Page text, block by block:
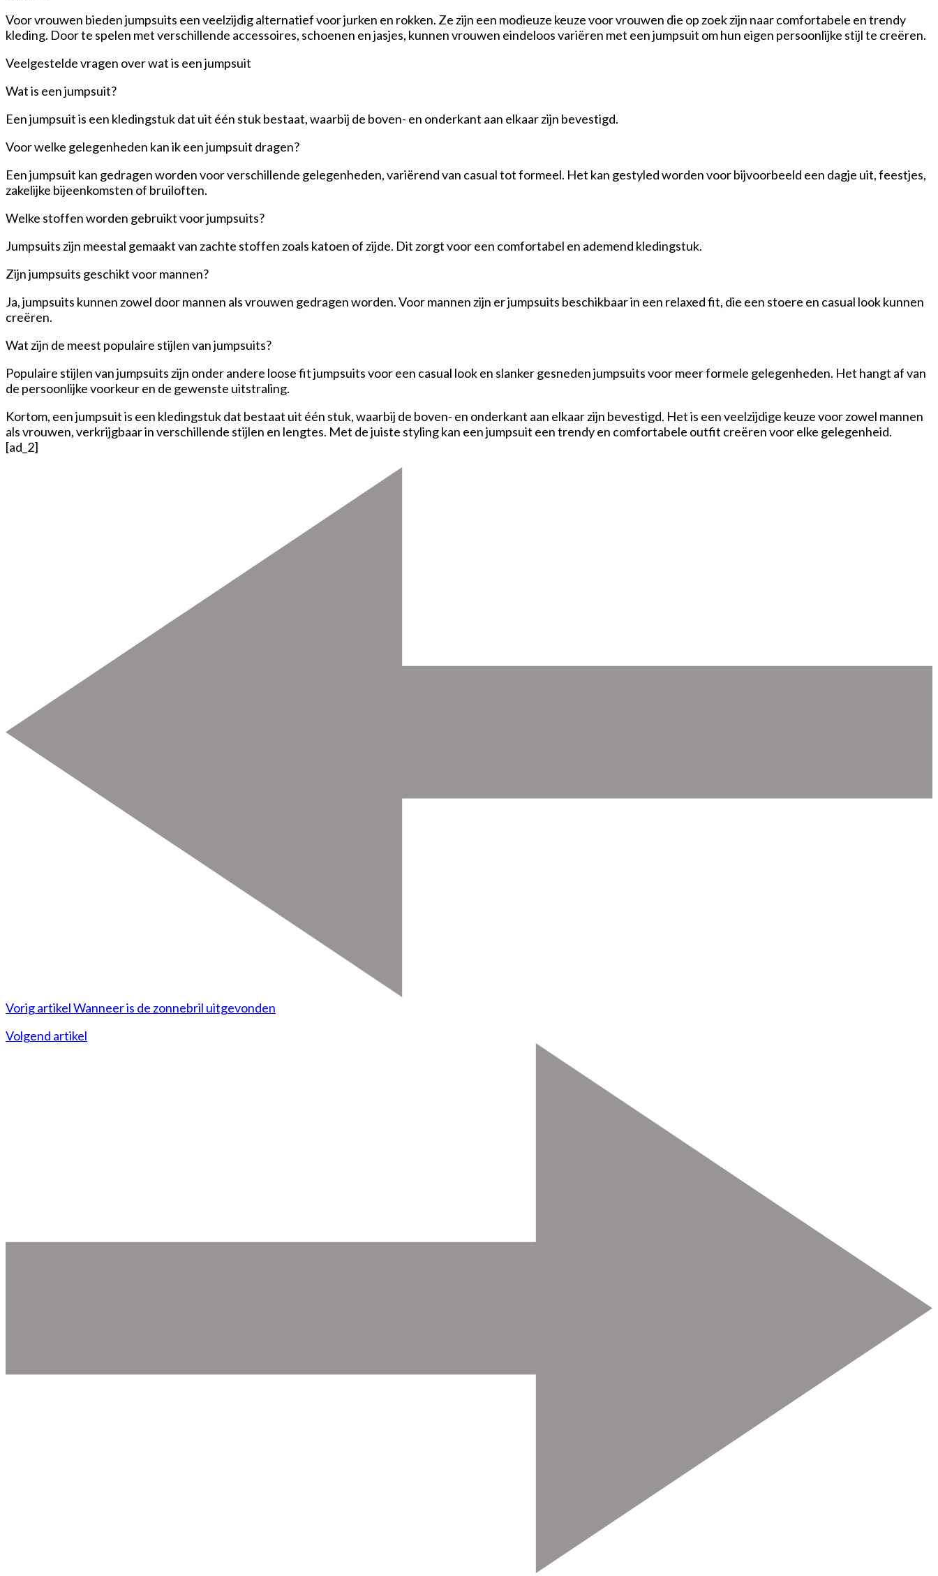
Voor vrouwen bieden jumpsuits een veelzijdig alternatief voor jurken en rokken. Ze zijn een modieuze keuze voor vrouwen die op zoek zijn naar comfortabele en trendy
kleding. Door te spelen met verschillende accessoires, schoenen en jasjes, kunnen vrouwen eindeloos variëren met een jumpsuit om hun eigen persoonlijke stijl te creëren.
Veelgestelde vragen over wat is een jumpsuit
Wat is een jumpsuit?
Een jumpsuit is een kledingstuk dat uit één stuk bestaat, waarbij de boven- en onderkant aan elkaar zijn bevestigd.
Voor welke gelegenheden kan ik een jumpsuit dragen?
Een jumpsuit kan gedragen worden voor verschillende gelegenheden, variërend van casual tot formeel. Het kan gestyled worden voor bijvoorbeeld een dagje uit, feestjes,
zakelijke bijeenkomsten of bruiloften.
Welke stoffen worden gebruikt voor jumpsuits?
Jumpsuits zijn meestal gemaakt van zachte stoffen zoals katoen of zijde. Dit zorgt voor een comfortabel en ademend kledingstuk.
Zijn jumpsuits geschikt voor mannen?
Ja, jumpsuits kunnen zowel door mannen als vrouwen gedragen worden. Voor mannen zijn er jumpsuits beschikbaar in een relaxed fit, die een stoere en casual look kunnen
creëren.
Wat zijn de meest populaire stijlen van jumpsuits?
Populaire stijlen van jumpsuits zijn onder andere loose fit jumpsuits voor een casual look en slanker gesneden jumpsuits voor meer formele gelegenheden. Het hangt af van
de persoonlijke voorkeur en de gewenste uitstraling.
Kortom, een jumpsuit is een kledingstuk dat bestaat uit één stuk, waarbij de boven- en onderkant aan elkaar zijn bevestigd. Het is een veelzijdige keuze voor zowel mannen
als vrouwen, verkrijgbaar in verschillende stijlen en lengtes. Met de juiste styling kan een jumpsuit een trendy en comfortabele outfit creëren voor elke gelegenheid.
[ad_2]
Vorig artikelWanneer is de zonnebril uitgevonden
Volgend artikel